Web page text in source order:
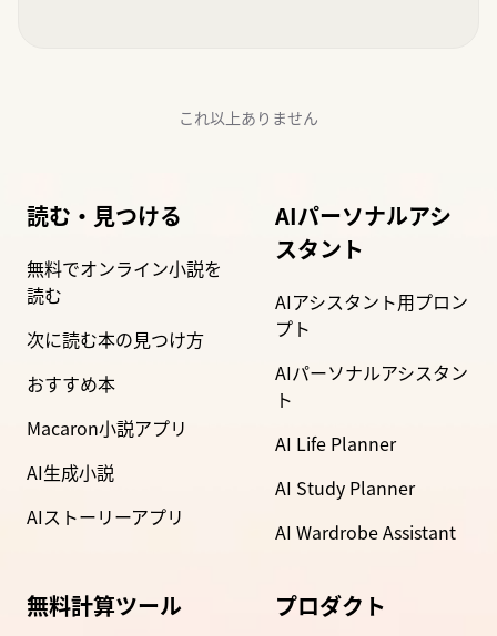
これ以上ありません
読む・見つける
無料でオンライン小説を
読む
次に読む本の見つけ方
おすすめ本
Macaron小説アプリ
AI生成小説
AIストーリーアプリ
AIパーソナルアシ
スタント
AIアシスタント用プロン
プト
AIパーソナルアシスタン
ト
AI Life Planner
AI Study Planner
AI Wardrobe Assistant
無料計算ツール プロダクト